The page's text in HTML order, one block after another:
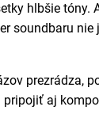
hlbšie
soundbaru
prezrádza,
aj